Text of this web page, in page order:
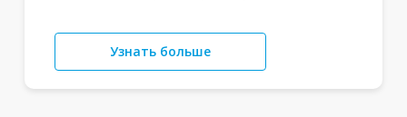
Узнать больше